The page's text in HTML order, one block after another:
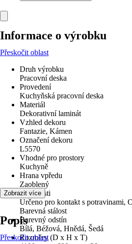
Informace o výrobku
Přeskočit oblast
Druh výrobku
Pracovní deska
Provedení
Kuchyňská pracovní deska
Materiál
Dekorativní laminát
Vzhled dekoru
Fantazie, Kámen
Označení dekoru
L5570
Vhodné pro prostory
Kuchyně
Hrana vpředu
Zaoblený
Vlastnosti
Určeno pro kontakt s potravinami,
Barevná stálost
Barevný odstín
Bílá, Béžová, Hnědá, Šedá
Rozměry (D x H x T)
Zobrazit více
Popis
Přeskočit oblast